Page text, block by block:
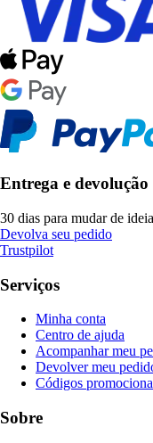
Entrega e devolução
30 dias para mudar de ideia
Devolva seu pedido
Trustpilot
Serviços
Minha conta
Centro de ajuda
Acompanhar meu
Devolver meu
Códigos
Sobre